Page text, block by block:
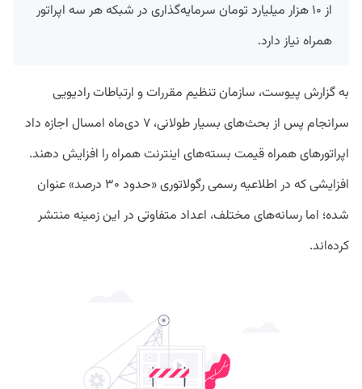
از ۱۰ هزار میلیارد تومان سرمایه‌گذاری در شبکه هر سه اپراتور
همراه نیاز دارد.
به گزارش پیوست، سازمان تنظیم مقررات و ارتباطات رادیویی
سرانجام پس از بحث‌های بسیار طولانی، ۷ دی‌ماه امسال اجازه داد
اپراتورهای همراه قیمت بسته‌های اینترنت همراه را افزایش دهند.
افزایشی که در اطلاعیه رسمی رگولاتوری «حدود ۳۰ درصد» عنوان
شده؛ اما رسانه‌های مختلف، اعداد متفاوتی در این زمینه منتشر
کرده‌اند.